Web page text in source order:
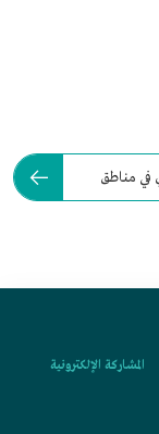
في مناطق
المشاركة الإلكترونية